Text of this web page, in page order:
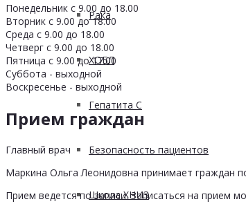
Рака
ХОБЛ
Гепатита С
Безопасность пациентов
Школа ХНИЗ
Понедельник с 9.00 до 18.00
Вторник с 9.00 до 18.00
Среда с 9.00 до 18.00
Четверг с 9.00 до 18.00
Пятница с 9.00 до 17.00
Суббота - выходной
Воскресенье - выходной
Прием граждан
Главный врач
Маркина Ольга Леонидовна принимает граждан
Прием ведется по записи. Записаться на прием